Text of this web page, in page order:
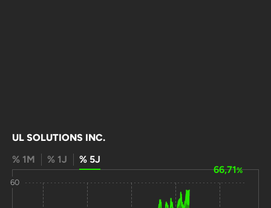
UL SOLUTIONS INC.
% 1M
% 1J
% 5J
66,71%
60